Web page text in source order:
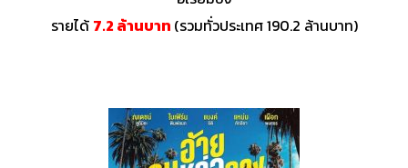
รายได้ 7.2 ล้านบาท (รวมทั่วประเทศ 190.2 ล้านบาท)